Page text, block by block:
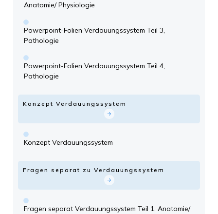
Anatomie/ Physiologie
Powerpoint-Folien Verdauungssystem Teil 3,
Pathologie
Powerpoint-Folien Verdauungssystem Teil 4,
Pathologie
Konzept Verdauungssystem
Konzept Verdauungssystem
Fragen separat zu Verdauungssystem
Fragen separat Verdauungssystem Teil 1, Anatomie/